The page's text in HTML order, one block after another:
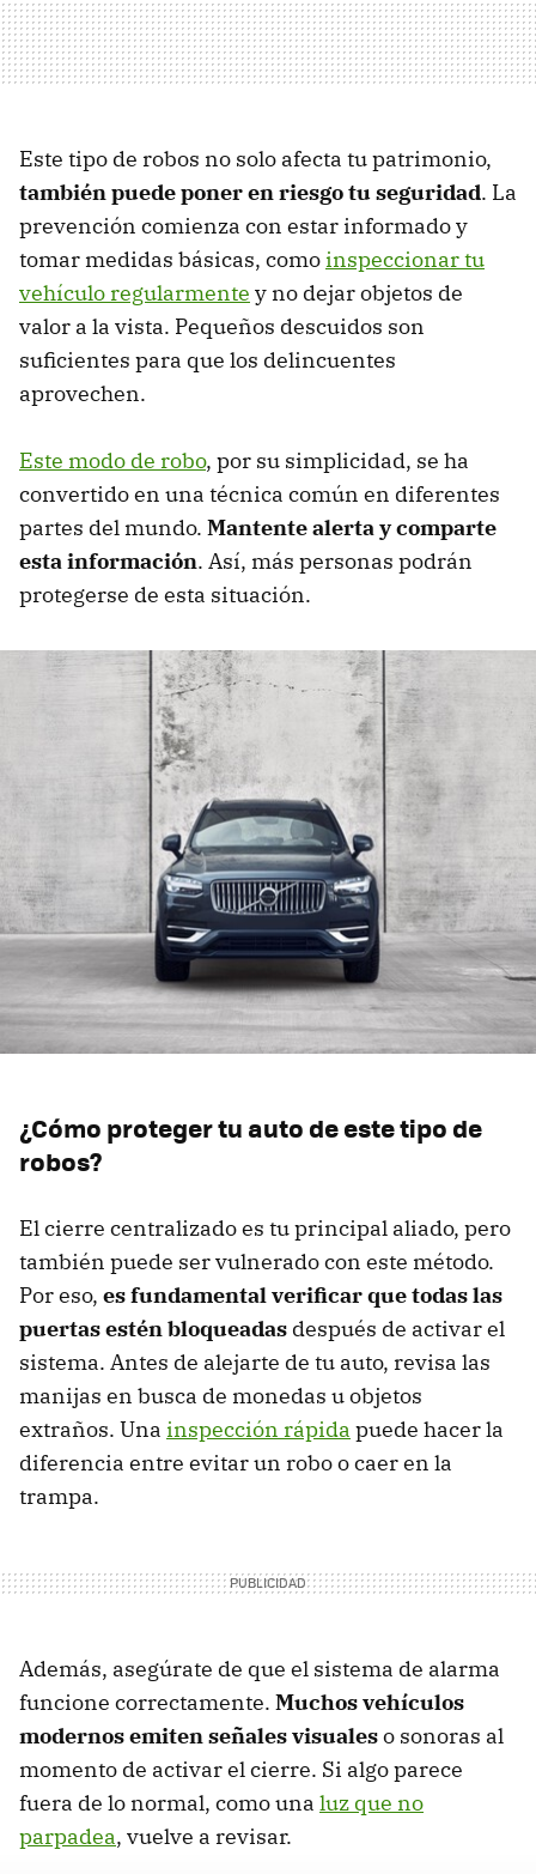
Este tipo de robos no solo afecta tu patrimonio,
también puede poner en riesgo tu seguridad. La
prevención comienza con estar informado y
tomar medidas básicas, comoinspeccionar tu
vehículo regularmente y no dejar objetos de
valor a la vista. Pequeños descuidos son
suficientes para que los delincuentes
aprovechen.
Este modo de robo, por su simplicidad, se ha
convertido en una técnica común en diferentes
partes del mundo. Mantente alerta y comparte
esta información. Así, más personas podrán
protegerse de esta situación.
¿Cómo proteger tu auto de este tipo de
robos?
El cierre centralizado es tu principal aliado, pero
también puede ser vulnerado con este método.
Por eso, es fundamental verificar que todas las
puertas estén bloqueadas después de activar el
sistema. Antes de alejarte de tu auto, revisa las
manijas en busca de monedas u objetos
extraños. Una inspección rápida puede hacer la
diferencia entre evitar un robo o caer en la
trampa.
Además, asegúrate de que el sistema de alarma
funcione correctamente. Muchos vehículos
modernos emiten señales visualeso sonoras al
momento de activar el cierre. Si algo parece
fuera de lo normal, como una luz que no
parpadea, vuelve a revisar.